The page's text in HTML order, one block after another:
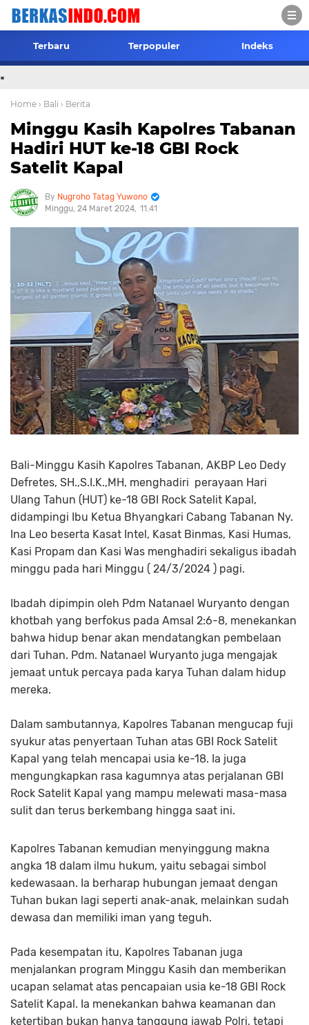
Terbaru Terpopuler Indeks
.
Home › Bali › Berita
Minggu Kasih Kapolres Tabanan
Hadiri HUT ke-18 GBI Rock
Satelit Kapal
Nugroho Tatag Yuwono
Minggu, 24 Maret 2024 11.41
Bali-Minggu Kasih Kapolres Tabanan, AKBP Leo Dedy
Defretes, SH.,S.I.K.,MH, menghadiri perayaan Hari
Ulang Tahun (HUT) ke-18 GBI Rock Satelit Kapal,
didampingi Ibu Ketua Bhyangkari Cabang Tabanan Ny.
Ina Leo beserta Kasat Intel, Kasat Binmas, Kasi Humas,
Kasi Propam dan Kasi Was menghadiri sekaligus ibadah
minggu pada hari Minggu ( 24/3/2024 ) pagi.
Ibadah dipimpin oleh Pdm Natanael Wuryanto dengan
khotbah yang berfokus pada Amsal 2:6-8, menekankan
bahwa hidup benar akan mendatangkan pembelaan
dari Tuhan. Pdm. Natanael Wuryanto juga mengajak
jemaat untuk percaya pada karya Tuhan dalam hidup
mereka.
Dalam sambutannya, Kapolres Tabanan mengucap fuji
syukur atas penyertaan Tuhan atas GBI Rock Satelit
Kapal yang telah mencapai usia ke-18. Ia juga
mengungkapkan rasa kagumnya atas perjalanan GBI
Rock Satelit Kapal yang mampu melewati masa-masa
sulit dan terus berkembang hingga saat ini.
Kapolres Tabanan kemudian menyinggung makna
angka 18 dalam ilmu hukum, yaitu sebagai simbol
kedewasaan. Ia berharap hubungan jemaat dengan
Tuhan bukan lagi seperti anak-anak, melainkan sudah
dewasa dan memiliki iman yang teguh.
Pada kesempatan itu, Kapolres Tabanan juga
menjalankan program Minggu Kasih dan memberikan
ucapan selamat atas pencapaian usia ke-18 GBI Rock
Satelit Kapal. Ia menekankan bahwa keamanan dan
ketertiban bukan hanya tanggung jawab Polri, tetapi